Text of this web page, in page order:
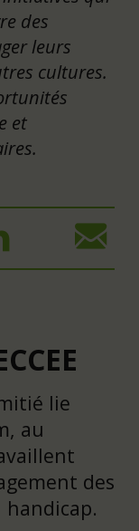
des
leurs
cultures.
et
lie
au
des